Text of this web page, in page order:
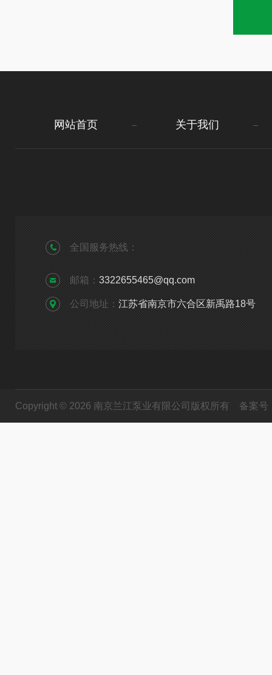
网站首页 关于我们
全国服务热线：
邮箱： 3322655465@qq.com
公司地址： 江苏省南京市六合区新禹路18号
Copyright © 2026 南京兰江泵业有限公司版权所有 备案号